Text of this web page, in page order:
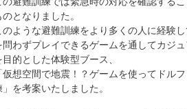
となりました。
のような避難訓練をより多くの人に経験
問わずプレイできるゲームを通してカジ
的とした体験型ブース、
仮想空間で地震！？ゲームを使ってドル
を考案いたしました。